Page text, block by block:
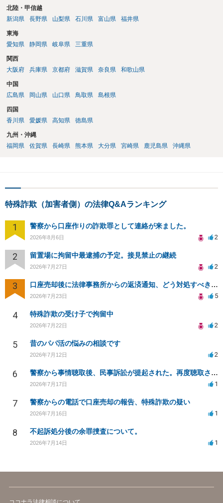
北陸・甲信越
新潟県
長野県 山梨県 石川県 富山県 福井県
東海
愛知県
静岡県 岐阜県 三重県
関西
大阪府
兵庫県 京都府 滋賀県 奈良県 和歌山県
中国
広島県
岡山県 山口県 鳥取県 島根県
四国
香川県
愛媛県 高知県 徳島県
九州・沖縄
福岡県
佐賀県 長崎県 熊本県 大分県 宮崎県 鹿児島県 沖縄県
特殊詐欺（加害者側）の法律Q&Aランキング
1 警察から口座作りの詐欺罪として連絡が来ました。
2026年8月6日 2
2 留置場に拘留中最逮捕の予定。接見禁止の継続
2026年7月27日 2
3 口座売却後に法律事務所からの返済通知、どう対処すべきか？
2026年7月23日 5
4 特殊詐欺の受け子で拘留中
2026年7月22日 2
5 昔のパパ活の悩みの相談です
2026年7月12日 2
6 警察から事情聴取後、民事訴訟が提起された。再度聴取される可能性は？
2026年7月17日 1
7 警察からの電話で口座売却の報告、特殊詐欺の疑い
2026年7月16日 1
8 不起訴処分後の余罪捜査について。
2026年7月14日 1